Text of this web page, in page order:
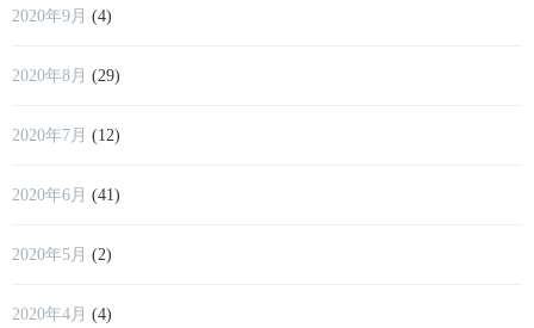
2020年9月 (4)
2020年8月 (29)
2020年7月 (12)
2020年6月 (41)
2020年5月 (2)
2020年4月 (4)